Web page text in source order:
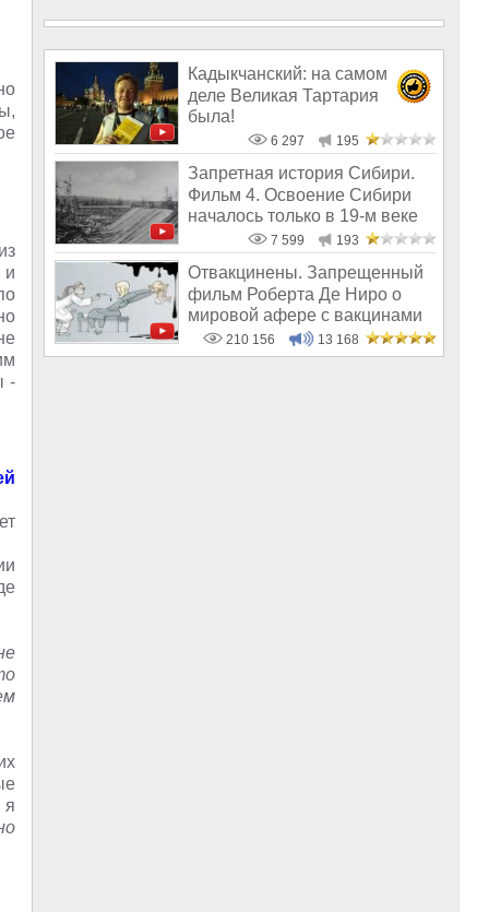
и
-
я
Кадыкчанский: на самом
деле Великая Тартария
была!
6 297 195
Запретная история Сибири.
Фильм 4. Освоение Сибири
началось только в 19-м веке
7 599 193
Отвакцинены. Запрещенный
фильм Роберта Де Ниро о
мировой афере с вакцинами
210 156 13 168